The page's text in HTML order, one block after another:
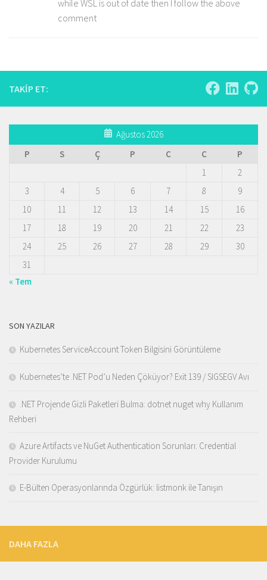
while WSL is out of date then I follow the above
comment
TAKIP ET:
Ağustos 2026
P
S Ç P C C
P
1
2
3
4 5 6 7 8
9
10
11 12 13 14 15
16
17
18 19 20 21 22
23
24
25 26 27 28 29
30
31
« Tem
SON YAZILAR
Kubernetes ServiceAccount Token Bilgisini Görüntüleme
Kubernetes’te .NET Pod’u Neden Çöküyor? Exit 139 / SIGSEGV Avı
.NET Projende Gizli Paketleri Bulma: dotnet nuget why Kullanım
Rehberi
Azure Artifacts ve NuGet Authentication Sorunları: Credential
Provider Kurulumu
E-Bülten Operasyonlarında Özgürlük: listmonk ile Tanışın
DAHA FAZLA